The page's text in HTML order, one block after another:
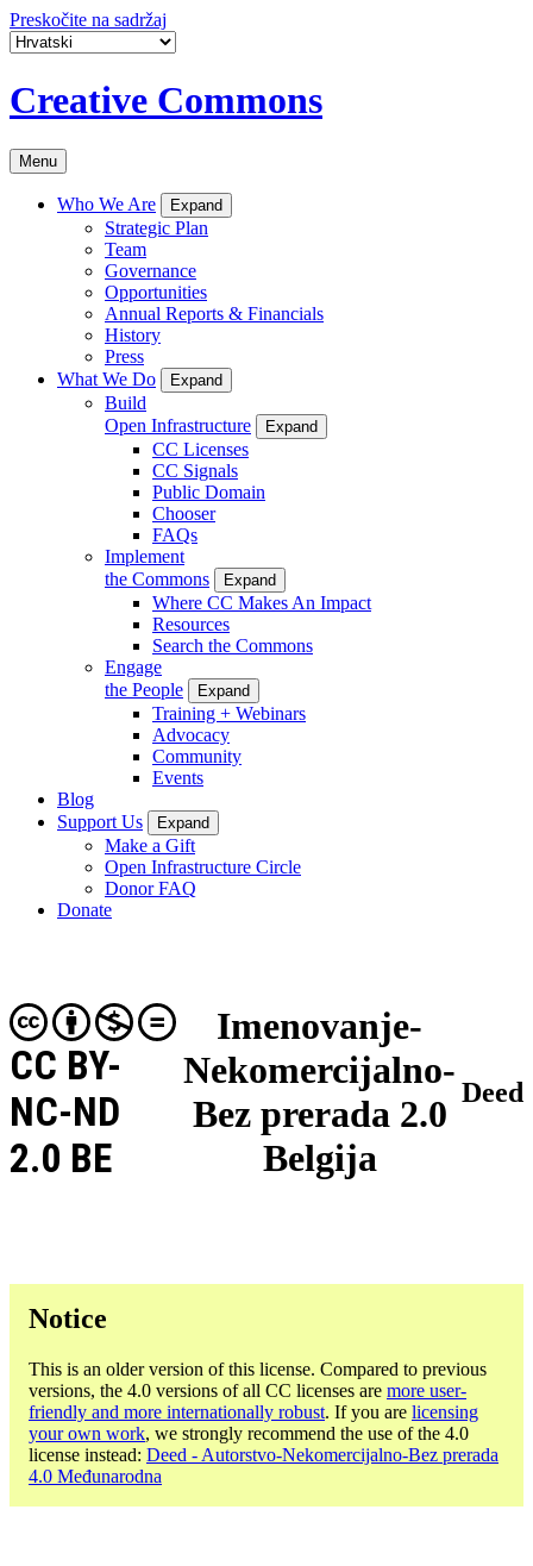
Preskočite na sadržaj
Creative Commons
Menu
Who We Are Expand
Strategic Plan
Team
Governance
Opportunities
Annual Reports & Financials
History
Press
What We Do
Expand
Build
Open Infrastructure
Expand
CC Licenses
CC Signals
Public Domain
Chooser
FAQs
Implement
the Commons
Expand
Where CC Makes An Impact
Resources
Search the Commons
Engage
the People
Expand
Training + Webinars
Advocacy
Community
Events
Blog
Support Us
Expand
Make a Gift
Open Infrastructure Circle
Donor FAQ
Donate
Imenovanje-
Nekomercijalno-
Bez prerada 2.0
Belgija
CC BY-
NC-ND
2.0 BE
Deed
Notice
This is an older version of this license. Compared to previous
versions, the 4.0 versions of all CC licenses are more user-
friendly and more internationally robust. If you are licensing
your own work, we strongly recommend the use of the 4.0
license instead: Deed - Autorstvo-Nekomercijalno-Bez prerada
4.0 Međunarodna